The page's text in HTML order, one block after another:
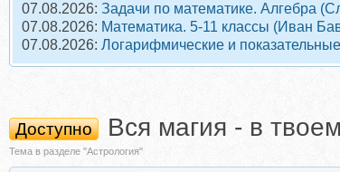
07.08.2026: Задачи по математике. Алгебра
07.08.2026: Математика. 5-11 классы (Иван
07.08.2026: Логарифмические и
Доступно Вся магия - в
Тема в разделе "Астрология"